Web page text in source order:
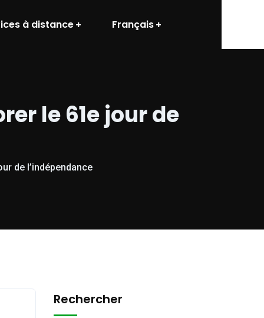
à distance Français
le 61e jour de
de l’indépendance
Rechercher